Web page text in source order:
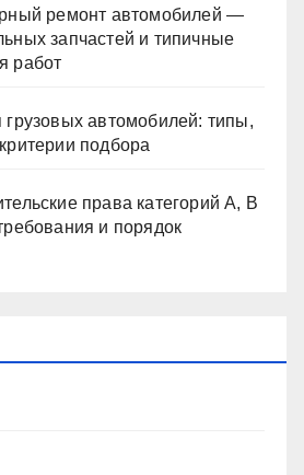
ремонт автомобилей —
запчастей и типичные
работ
грузовых автомобилей: типы,
подбора
права категорий A, B
и порядок